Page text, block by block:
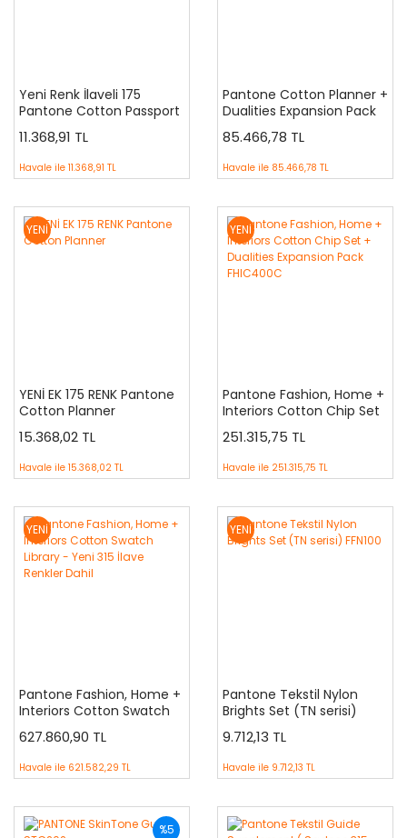
Yeni Renk İlaveli 175
Pantone Cotton Passport
FHCPPC175
11.368,91 TL
Havale ile 11.368,91 TL
Pantone Cotton Planner +
Dualities Expansion Pack
FHIC300C
85.466,78 TL
Havale ile 85.466,78 TL
YENİ
YENİ EK 175 RENK Pantone
Cotton Planner
15.368,02 TL
Havale ile 15.368,02 TL
YENİ
Pantone Fashion, Home +
Interiors Cotton Chip Set
+ Dualities Expansion Pack
FHIC400C
251.315,75 TL
Havale ile 251.315,75 TL
YENİ
Pantone Fashion, Home +
Interiors Cotton Swatch
Library - Yeni 315 İlave
Renkler Dahil
627.860,90 TL
Havale ile 621.582,29 TL
YENİ
Pantone Tekstil Nylon
Brights Set (TN serisi)
FFN100
9.712,13 TL
Havale ile 9.712,13 TL
%5